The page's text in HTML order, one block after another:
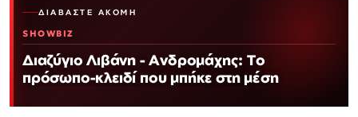
ΔΙΑΒΆΣΤΕ ΑΚΌΜΗ
SHOWBIZ
Διαζύγιο Λιβάνη - Ανδρομάχης: Το
πρόσωπο-κλειδί που μπήκε στη μέση